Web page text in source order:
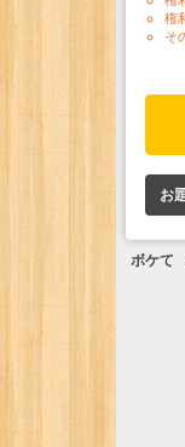
権
そ
お
ボケて